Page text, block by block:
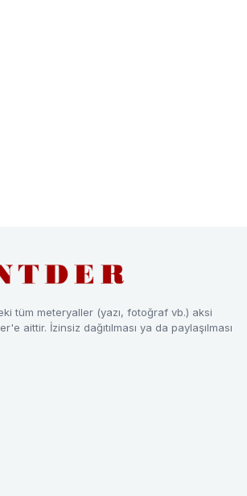
tüm meteryaller (yazı, fotoğraf vb.) aksi
aittir. İzinsiz dağıtılması ya da paylaşılması